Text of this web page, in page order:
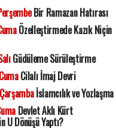
Bir Ramazan Hatırası
Özelleştirmede Kazık Niçin
Güdüleme Sürüleştirme
Cilalı İmaj Devri
İslamcılık ve Yozlaşma
Devlet Aklı Kürt
U Dönüşü Yaptı?